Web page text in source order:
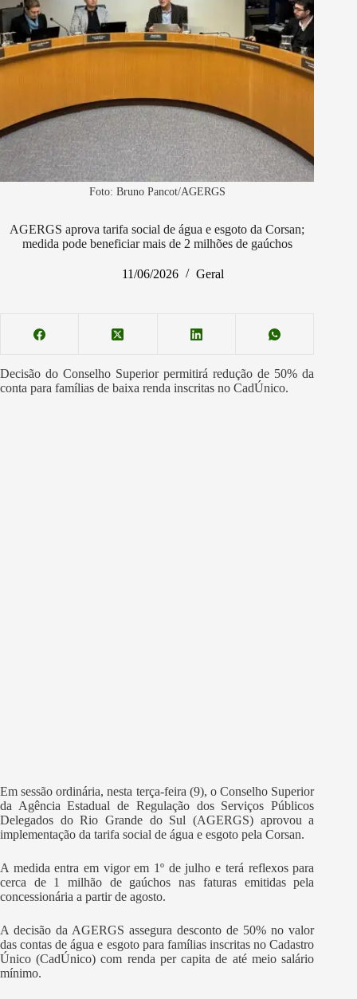
Foto: Bruno Pancot/AGERGS
AGERGS aprova tarifa social de água e esgoto da Corsan;
medida pode beneficiar mais de 2 milhões de gaúchos
11/06/2026 Geral
Decisão do Conselho Superior permitirá redução de 50% da
conta para famílias de baixa renda inscritas no CadÚnico.
Em sessão ordinária, nesta terça-feira (9), o Conselho Superior
da Agência Estadual de Regulação dos Serviços Públicos
Delegados do Rio Grande do Sul (AGERGS) aprovou a
implementação da tarifa social de água e esgoto pela Corsan.
A medida entra em vigor em 1º de julho e terá reflexos para
cerca de 1 milhão de gaúchos nas faturas emitidas pela
concessionária a partir de agosto.
A decisão da AGERGS assegura desconto de 50% no valor
das contas de água e esgoto para famílias inscritas no Cadastro
Único (CadÚnico) com renda per capita de até meio salário
mínimo.